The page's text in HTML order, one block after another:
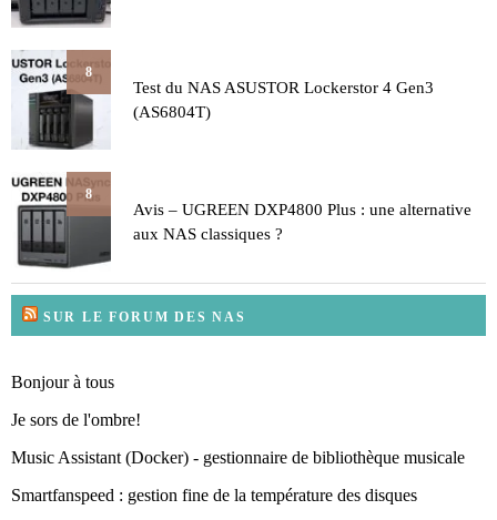
8
Test du NAS ASUSTOR Lockerstor 4 Gen3
(AS6804T)
8
Avis – UGREEN DXP4800 Plus : une alternative
aux NAS classiques ?
SUR LE FORUM DES NAS
Bonjour à tous
Je sors de l'ombre!
Music Assistant (Docker) - gestionnaire de bibliothèque musicale
Smartfanspeed : gestion fine de la température des disques